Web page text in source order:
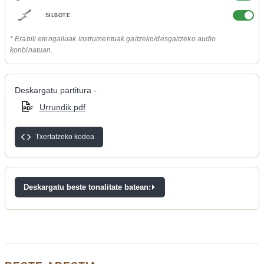
SILBOTE
* Erabili etengailuak instrumentuak gaitzeko/desgaitzeko audio
konbinatuan.
Deskargatu partitura -
Urrundik.pdf
Txertatzeko kodea
Deskargatu beste tonalitate batean: